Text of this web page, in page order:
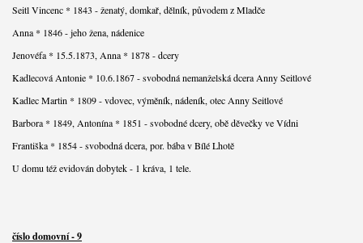
Seitl Vincenc * 1843 - ženatý, domkař, dělník, původem z Mladče
Anna * 1846 - jeho žena, nádenice
Jenovéfa * 15.5.1873, Anna * 1878 - dcery
Kadlecová Antonie * 10.6.1867 - svobodná nemanželská dcera Anny Seitlové
Kadlec Martin * 1809 - vdovec, výměník, nádeník, otec Anny Seitlové
Barbora * 1849, Antonína * 1851 - svobodné dcery, obě děvečky ve Vídni
Františka * 1854 - svobodná dcera, por. bába v Bílé Lhotě
U domu též evidován dobytek - 1 kráva, 1 tele.
číslo domovní - 9